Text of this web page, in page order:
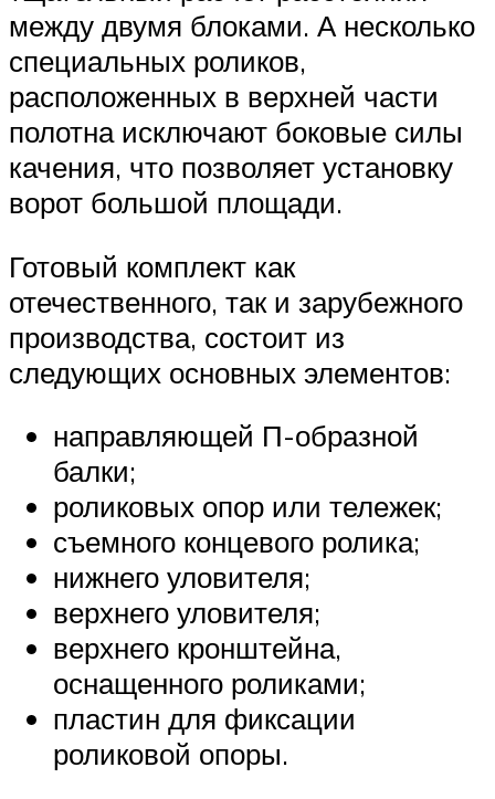
между двумя блоками. А несколько
специальных роликов,
расположенных в верхней части
полотна исключают боковые силы
качения, что позволяет установку
ворот большой площади.
Готовый комплект как
отечественного, так и зарубежного
производства, состоит из
следующих основных элементов:
направляющей П-образной
балки;
роликовых опор или тележек;
съемного концевого ролика;
нижнего уловителя;
верхнего уловителя;
верхнего кронштейна,
оснащенного роликами;
пластин для фиксации
роликовой опоры.